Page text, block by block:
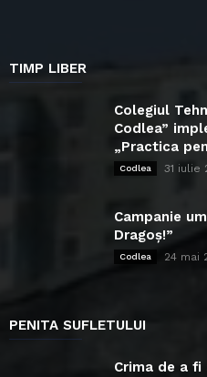
TIMP LIBER
Colegiul
Codlea”
„Practica
Codlea 31 iulie
Campanie
Dragoș!”
Codlea 24 mai
PENITA SUFLETULUI
Crima de a